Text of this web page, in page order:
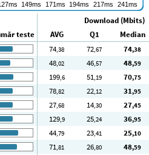
Download (Mbits)
teste AVG Q1 Median
74,38 72,67 74,38
48,02 46,57 48,59
199,6 51,19 70,75
78,82 22,12 31,95
27,68 14,30 27,45
129,9 25,24 36,95
44,79 23,41 25,10
71,81 26,80 48,59